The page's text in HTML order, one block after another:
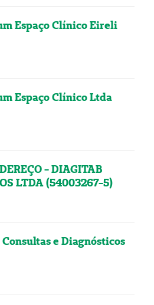
Espaço Clínico Eireli
Espaço Clínico Ltda
- DIAGITAB
LTDA (54003267-5)
e Diagnósticos